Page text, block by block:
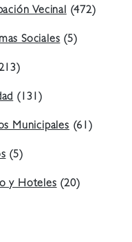
Vecinal(472)
Sociales(5)
(131)
Municipales(61)
(5)
y Hoteles(20)